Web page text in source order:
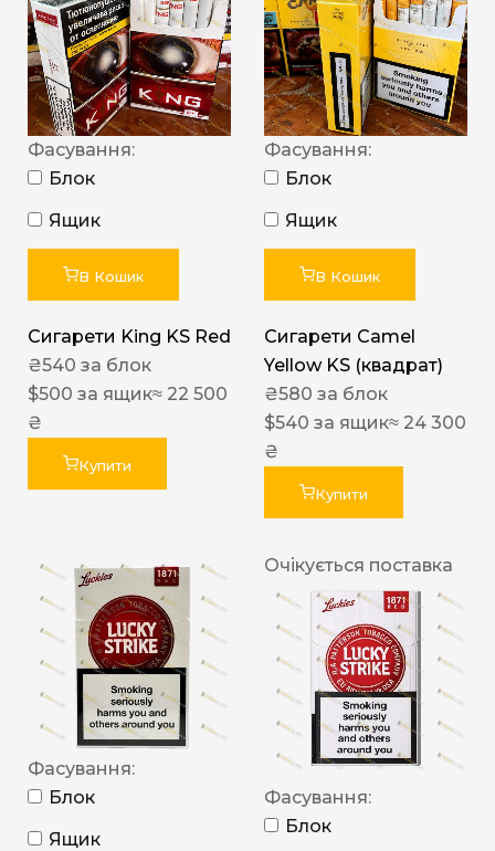
Фасування:
Блок
Ящик
В Кошик
Сигарети King KS Red
₴540 за блок
$500 за ящик≈ 22 500
₴
Купити
Фасування:
Блок
Ящик
В Кошик
Сигарети Camel
Yellow KS (квадрат)
₴580 за блок
$540 за ящик≈ 24 300
₴
Купити
Фасування:
Блок
Ящик
Очікується поставка
Фасування:
Блок